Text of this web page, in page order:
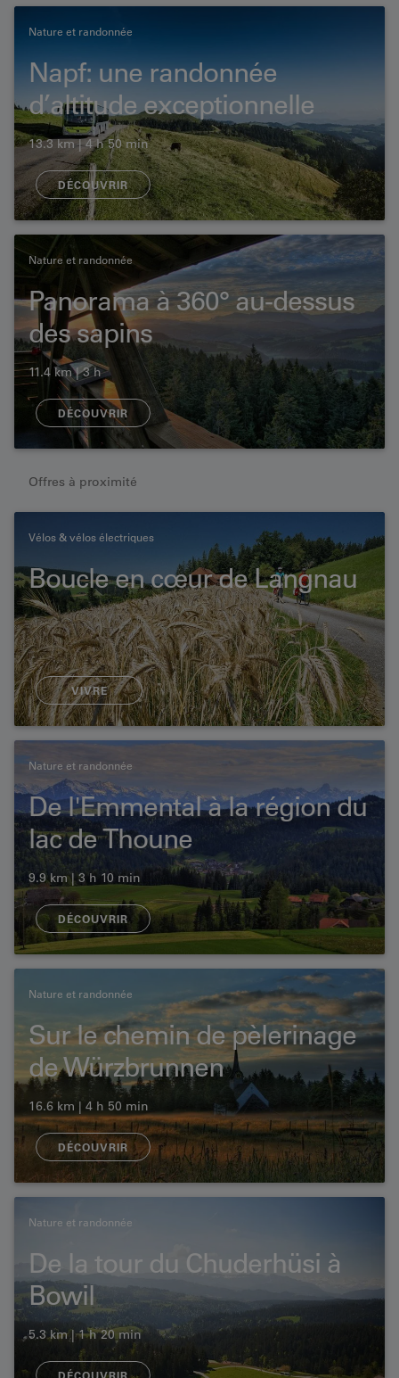
Nature et randonnée
Napf: une randonnée
d’altitude exceptionnelle
13.3 km | 4 h 50 min
DÉCOUVRIR
Nature et randonnée
Panorama à 360° au-dessus
des sapins
11.4 km | 3 h
DÉCOUVRIR
Offres à proximité
Vélos & vélos électriques
Boucle en cœur de Langnau
VIVRE
Nature et randonnée
De l'Emmental à la région du
lac de Thoune
9.9 km | 3 h 10 min
DÉCOUVRIR
Nature et randonnée
Sur le chemin de pèlerinage
de Würzbrunnen
16.6 km | 4 h 50 min
DÉCOUVRIR
Nature et randonnée
De la tour du Chuderhüsi à
Bowil
5.3 km | 1 h 20 min